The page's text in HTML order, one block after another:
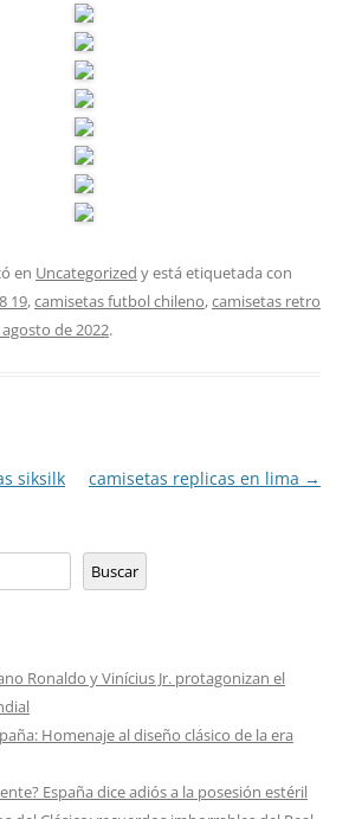
en Uncategorized y está etiquetada con
19,camisetas futbol chileno,camisetas retro
de 2022.
siksilk camisetas replicas en lima →
Buscar
Ronaldo y Vinícius Jr. protagonizan el
Homenaje al diseño clásico de la era
España dice adiós a la posesión estéril